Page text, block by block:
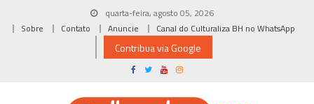
quarta-feira, agosto 05, 2026
Sobre
Contato Anuncie Canal do Culturaliza BH no WhatsApp
Contribua via Google